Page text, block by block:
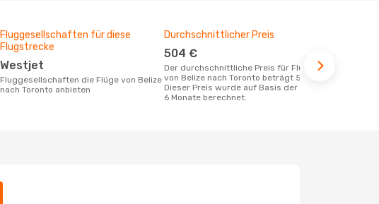
Fluggesellschaften für diese
Flugstrecke
Westjet
Fluggesellschaften die Flüge von Belize
nach Toronto anbieten
Durchschnittlicher Preis
504 €
Der durchschnittliche Preis für Flüge
von Belize nach Toronto beträgt 504 €.
Dieser Preis wurde auf Basis der letzten
6 Monate berechnet.